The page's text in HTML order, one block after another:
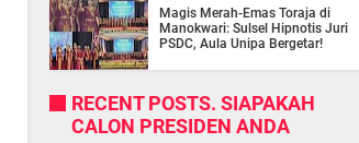
Magis Merah-Emas Toraja di
Manokwari: Sulsel Hipnotis Juri
PSDC, Aula Unipa Bergetar!
RECENT POSTS. SIAPAKAH
CALON PRESIDEN ANDA